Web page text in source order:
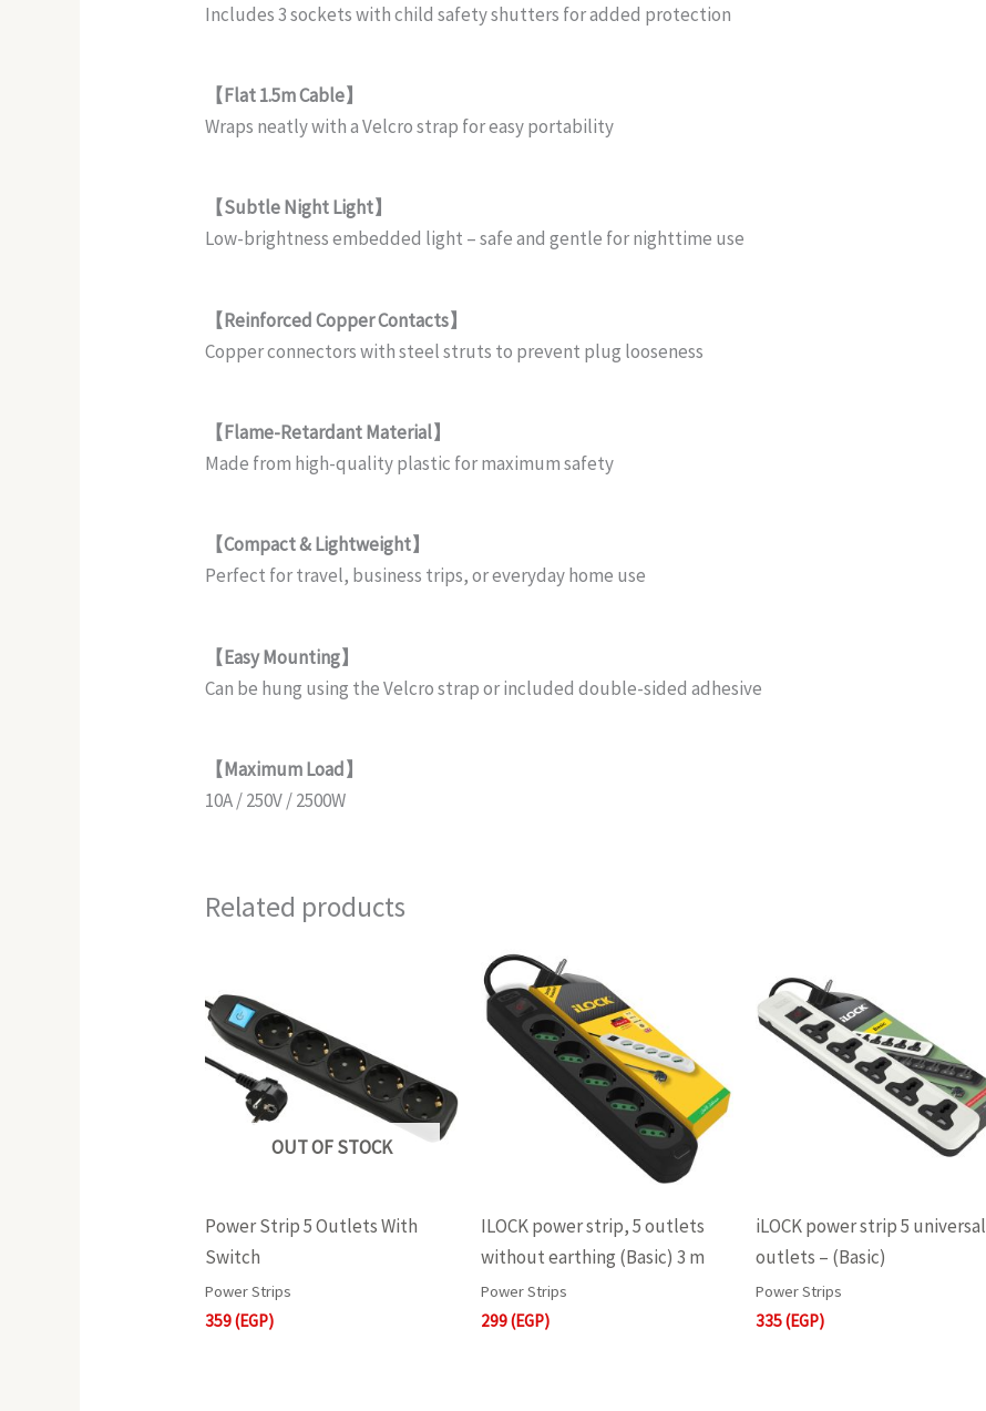
Includes 3 sockets with child safety shutters for added protection
【Flat 1.5m Cable】
Wraps neatly with a Velcro strap for easy portability
【Subtle Night Light】
Low-brightness embedded light – safe and gentle for nighttime use
【Reinforced Copper Contacts】
Copper connectors with steel struts to prevent plug looseness
【Flame-Retardant Material】
Made from high-quality plastic for maximum safety
【Compact & Lightweight】
Perfect for travel, business trips, or everyday home use
【Easy Mounting】
Can be hung using the Velcro strap or included double-sided adhesive
【Maximum Load】
10A / 250V / 2500W
Related products
OUT OF STOCK
Power Strip 5 Outlets With
Switch
Power Strips
359(EGP)
ILOCK power strip, 5 outlets
without earthing (Basic) 3 m
Power Strips
299(EGP)
iLOCK power strip 5 universal
outlets – (Basic)
Power Strips
335(EGP)